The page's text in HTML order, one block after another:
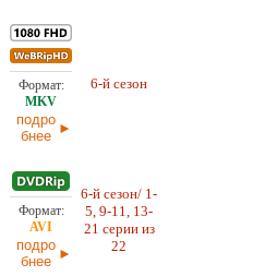
подро
бнее
6-й сезон
подро
бнее
6-й сезон/ 1-
5, 9-11, 13-
21 серии из
22